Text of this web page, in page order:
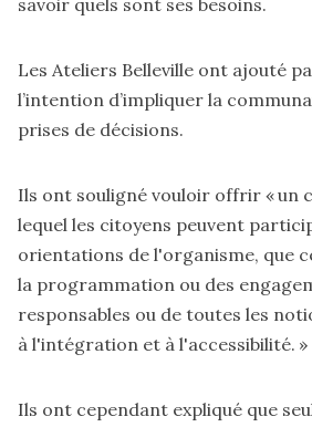
savoir quels sont ses besoins.
Les Ateliers Belleville ont ajouté
l’intention d’impliquer la
prises de décisions.
Ils ont souligné vouloir offrir « un
lequel les citoyens peuvent
orientations de l'organisme, que
la programmation ou des
responsables ou de toutes les
à l'intégration et à l'accessibilité. »
Ils ont cependant expliqué que